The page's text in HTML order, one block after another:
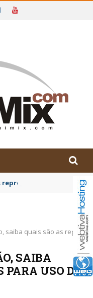
representam o Brasil no
saiba quais são as regras
SAIBA
PARA USO DE